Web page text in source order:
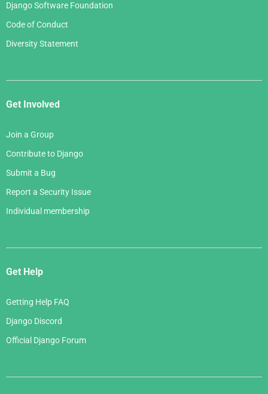
Django Software Foundation
Code of Conduct
Diversity Statement
Get Involved
Join a Group
Contribute to Django
Submit a Bug
Report a Security Issue
Individual membership
Get Help
Getting Help FAQ
Django Discord
Official Django Forum